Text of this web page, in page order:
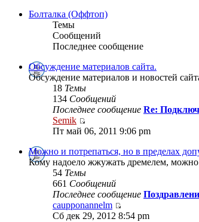
Болталка (Оффтоп)
Темы
Сообщений
Последнее сообщение
Обсуждение материалов сайта.
Обсуждение материалов и новостей
18 Темы
134 Сообщений
Последнее сообщение Re:
Semik
Пт май 06, 2011 9:06 pm
Можно и потрепаться, но в пределах
Кому надоело жжужать дремелем, можно
54 Темы
661 Сообщений
Последнее сообщение
caupponannelm
Сб дек 29, 2012 8:54 pm